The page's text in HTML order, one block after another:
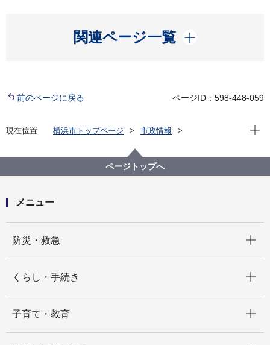
関連ページ一覧
開く
前のページに戻る ページID：598-448-059
現在位置 横浜市トップページ
市政情報
新型コロナウイルス感染症による新たな市内の患者確
認について
現在
ページトップへ
メニュー
防災・救急
くらし・手続き
子育て・教育